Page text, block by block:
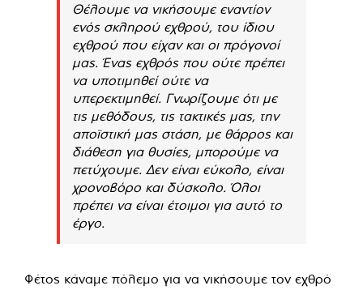
Θέλουμε να νικήσουμε εναντίον
ενός σκληρού εχθρού, του ίδιου
εχθρού που είχαν και οι πρόγονοί
μας. Ένας εχθρός που ούτε πρέπει
να υποτιμηθεί ούτε να
υπερεκτιμηθεί. Γνωρίζουμε ότι με
τις μεθόδους, τις τακτικές μας, την
αποϊστική μας στάση, με θάρρος και
διάθεση για θυσίες, μπορούμε να
πετύχουμε. Δεν είναι εύκολο, είναι
χρονοβόρο και δύσκολο. Όλοι
πρέπει να είναι έτοιμοι για αυτό το
έργο.
Φέτος κάναμε πόλεμο για να νικήσουμε τον εχθρό